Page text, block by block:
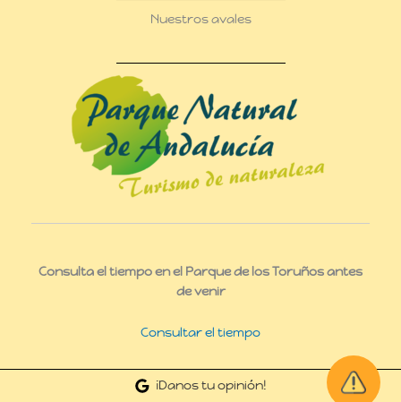
Nuestros avales
Consulta el tiempo en el Parque de los Toruños antes
de venir
Consultar el tiempo
¡Danos tu opinión!